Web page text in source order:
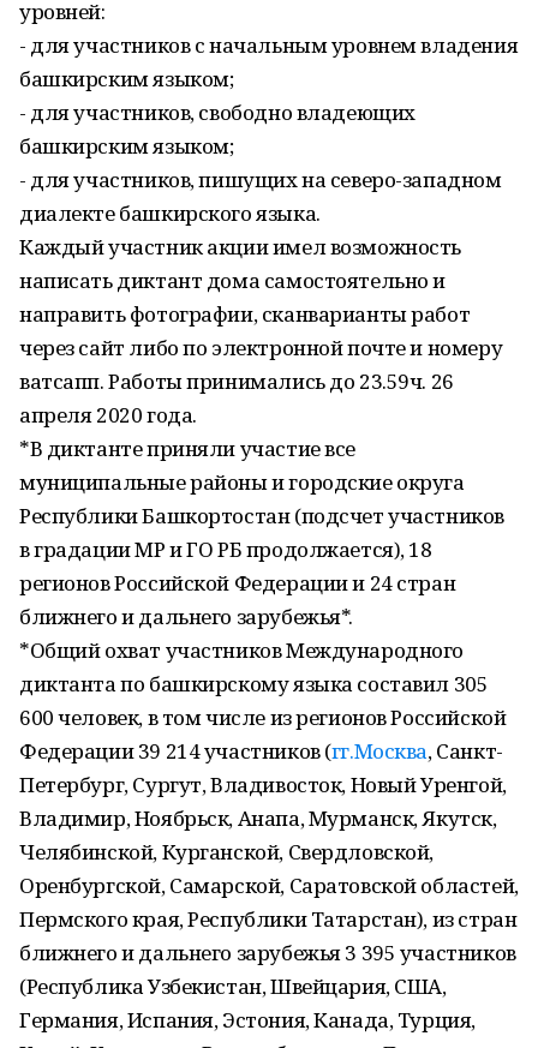
уровней:
- для участников с начальным уровнем владения
башкирским языком;
- для участников, свободно владеющих
башкирским языком;
- для участников, пишущих на северо-западном
диалекте башкирского языка.
Каждый участник акции имел возможность
написать диктант дома самостоятельно и
направить фотографии, сканварианты работ
через сайт либо по электронной почте и номеру
ватсапп. Работы принимались до 23.59ч. 26
апреля 2020 года.
*В диктанте приняли участие все
муниципальные районы и городские округа
Республики Башкортостан (подсчет участников
в градации МР и ГО РБ продолжается), 18
регионов Российской Федерации и 24 стран
ближнего и дальнего зарубежья*.
*Общий охват участников Международного
диктанта по башкирскому языка составил 305
600 человек, в том числе из регионов Российской
Федерации 39 214 участников (гг.Москва, Санкт-
Петербург, Сургут, Владивосток, Новый Уренгой,
Владимир, Ноябрьск, Анапа, Мурманск, Якутск,
Челябинской, Курганской, Свердловской,
Оренбургской, Самарской, Саратовской областей,
Пермского края, Республики Татарстан), из стран
ближнего и дальнего зарубежья 3 395 участников
(Республика Узбекистан, Швейцария, США,
Германия, Испания, Эстония, Канада, Турция,